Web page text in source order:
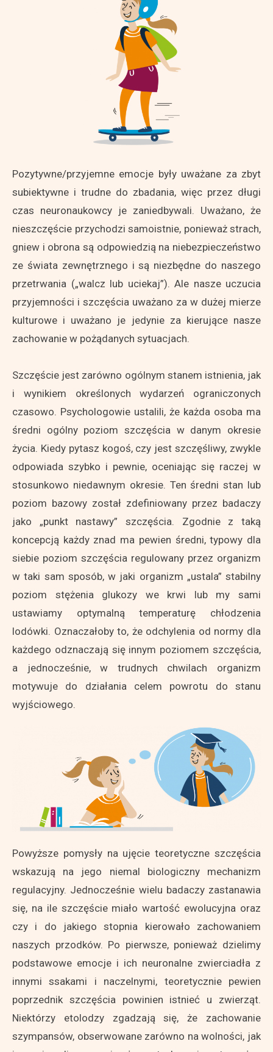
Pozytywne/przyjemne emocje były uważane za zbyt
subiektywne i trudne do zbadania, więc przez długi
czas neuronaukowcy je zaniedbywali. Uważano, że
nieszczęście przychodzi samoistnie, ponieważ strach,
gniew i obrona są odpowiedzią na niebezpieczeństwo
ze świata zewnętrznego i są niezbędne do naszego
przetrwania („walcz lub uciekaj”). Ale nasze uczucia
przyjemności i szczęścia uważano za w dużej mierze
kulturowe i uważano je jedynie za kierujące nasze
zachowanie w pożądanych sytuacjach.
Szczęście jest zarówno ogólnym stanem istnienia, jak
i wynikiem określonych wydarzeń ograniczonych
czasowo. Psychologowie ustalili, że każda osoba ma
średni ogólny poziom szczęścia w danym okresie
życia. Kiedy pytasz kogoś, czy jest szczęśliwy, zwykle
odpowiada szybko i pewnie, oceniając się raczej w
stosunkowo niedawnym okresie. Ten średni stan lub
poziom bazowy został zdefiniowany przez badaczy
jako „punkt nastawy” szczęścia. Zgodnie z taką
koncepcją każdy znad ma pewien średni, typowy dla
siebie poziom szczęścia regulowany przez organizm
w taki sam sposób, w jaki organizm „ustala” stabilny
poziom stężenia glukozy we krwi lub my sami
ustawiamy optymalną temperaturę chłodzenia
lodówki. Oznaczałoby to, że odchylenia od normy dla
każdego odznaczają się innym poziomem szczęścia,
a jednocześnie, w trudnych chwilach organizm
motywuje do działania celem powrotu do stanu
wyjściowego.
Powyższe pomysły na ujęcie teoretyczne szczęścia
wskazują na jego niemal biologiczny mechanizm
regulacyjny. Jednocześnie wielu badaczy zastanawia
się, na ile szczęście miało wartość ewolucyjna oraz
czy i do jakiego stopnia kierowało zachowaniem
naszych przodków. Po pierwsze, ponieważ dzielimy
podstawowe emocje i ich neuronalne zwierciadła z
innymi ssakami i naczelnymi, teoretycznie pewien
poprzednik szczęścia powinien istnieć u zwierząt.
Niektórzy etolodzy zgadzają się, że zachowanie
szympansów, obserwowane zarówno na wolności, jak